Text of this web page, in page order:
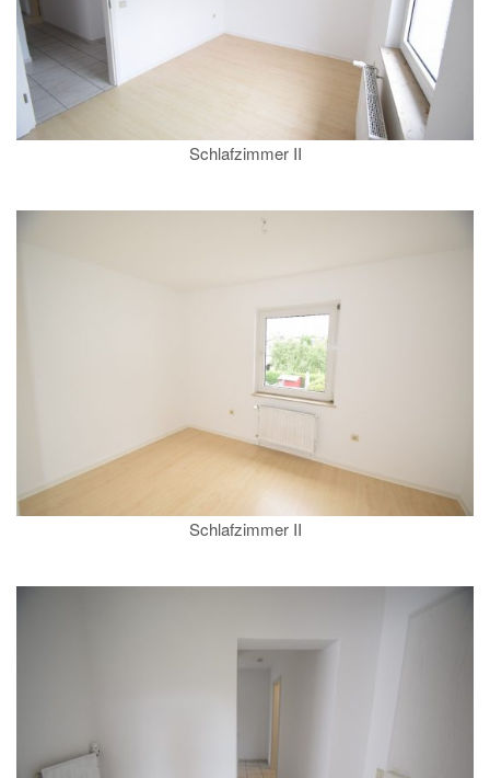
Schlafzimmer II
Schlafzimmer II